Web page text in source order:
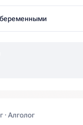
беременными
· Алголог